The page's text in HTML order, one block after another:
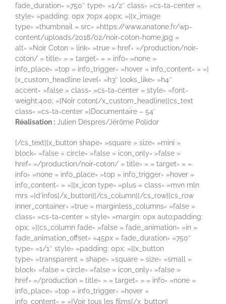
fade_duration= »750″ type= »1/2″ class= »cs-ta-center »
style= »padding: 0px 70px 40px; »][x_image
type= »thumbnail » src= »https://www.anatone.fr/wp-
content/uploads/2018/02/noir-coton-home.jpg »
alt= »Noir Coton » link= »true » href= »/production/noir-
coton/ » title= » » target= » » info= »none »
info_place= »top » info_trigger= »hover » info_content= » »]
[x_custom_headline level= »h3″ looks_like= »h4″
accent= »false » class= »cs-ta-center » style= »font-
weight:400; »]Noir coton[/x_custom_headline][cs_text
class= »cs-ta-center »]Documentaire – 54′
Réalisation : Julien Despres/Jérôme Polidor
[/cs_text][x_button shape= »square » size= »mini »
block= »false » circle= »false » icon_only= »false »
href= »/production/noir-coton/ » title= » » target= » »
info= »none » info_place= »top » info_trigger= »hover »
info_content= » »][x_icon type= »plus » class= »mvn mln
mrs »]d’infos[/x_button][/cs_column][/cs_row][cs_row
inner_container= »true » marginless_columns= »false »
class= »cs-ta-center » style= »margin: 0px auto;padding:
0px; »][cs_column fade= »false » fade_animation= »in »
fade_animation_offset= »45px » fade_duration= »750″
type= »1/1″ style= »padding: 0px; »][x_button
type= »transparent » shape= »square » size= »small »
block= »false » circle= »false » icon_only= »false »
href= »/production » title= » » target= » » info= »none »
info_place= »top » info_trigger= »hover »
info_content= » »]Voir tous les films[/x_button]